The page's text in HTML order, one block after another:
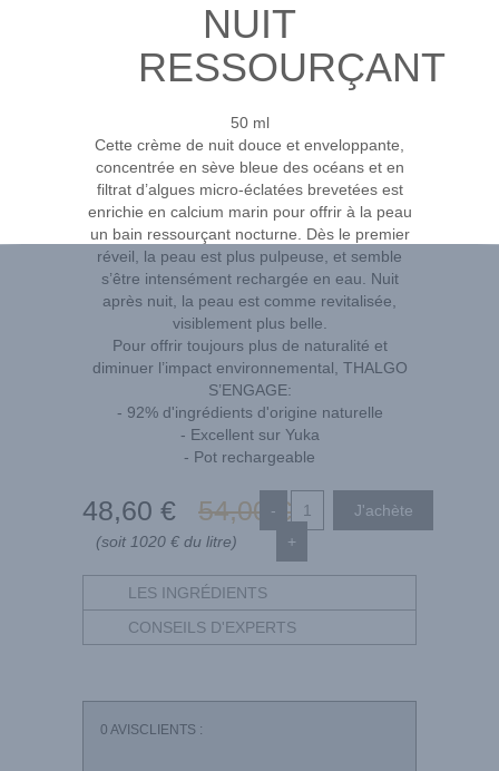
NUIT
RESSOURÇANT
50 ml
Cette crème de nuit douce et enveloppante,
concentrée en sève bleue des océans et en
filtrat d’algues micro-éclatées brevetées est
enrichie en calcium marin pour offrir à la peau
un bain ressourçant nocturne. Dès le premier
réveil, la peau est plus pulpeuse, et semble
s’être intensément rechargée en eau. Nuit
après nuit, la peau est comme revitalisée,
visiblement plus belle.
Pour offrir toujours plus de naturalité et
diminuer l’impact environnemental, THALGO
S’ENGAGE:
- 92% d'ingrédients d'origine naturelle
- Excellent sur Yuka
- Pot rechargeable
48,60 € 54,00 €
(soit 1020 € du litre)
-
+
LES INGRÉDIENTS
CONSEILS D'EXPERTS
0 AVISCLIENTS :